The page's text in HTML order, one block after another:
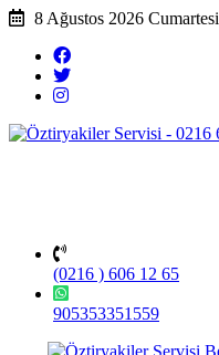
8 Ağustos 2026 Cumartesi
(0216 ) 606 12 65
905353351559